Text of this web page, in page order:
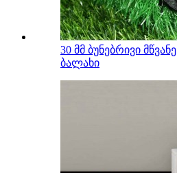
30 მმ ბუნებრივი
ბალახი